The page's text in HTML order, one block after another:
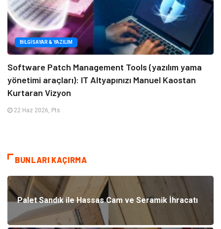
BILGISAYAR & YAZILIM
Software Patch Management Tools (yazılım yama
yönetimi araçları): IT Altyapınızı Manuel Kaostan
Kurtaran Vizyon
22 Haz 2026, Pts
BUNLARI KAÇIRMA
Palet Sandık ile Hassas Cam ve Seramik İhracatı